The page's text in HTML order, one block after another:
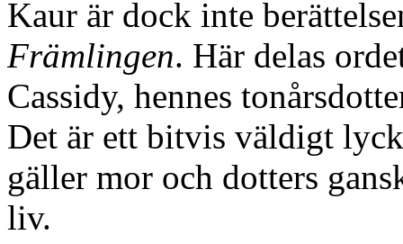
Kaur är dock inte
Främlingen. Här delas
Cassidy, hennes
Det är ett bitvis väldigt
gäller mor och dotters
liv.